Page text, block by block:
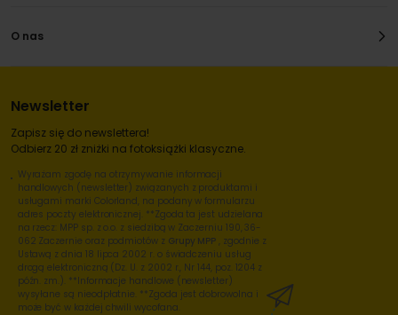
O nas
Newsletter
Zapisz się do newslettera!
Odbierz 20 zł zniżki na fotoksiążki klasyczne.
Wyrażam zgodę na otrzymywanie informacji
handlowych (newsletter) związanych z produktami i
usługami marki Colorland, na podany w formularzu
adres poczty elektronicznej. **Zgoda ta jest udzielana
na rzecz: MPP sp. z o.o. z siedzibą w Zaczerniu 190, 36-
062 Zaczernie oraz podmiotów z Grupy MPP , zgodnie z
Ustawą z dnia 18 lipca 2002 r. o świadczeniu usług
drogą elektroniczną (Dz. U. z 2002 r., Nr 144, poz. 1204 z
późn. zm.). **Informacje handlowe (newsletter)
wysyłane są nieodpłatnie. **Zgoda jest dobrowolna i
może być w każdej chwili wycofana.